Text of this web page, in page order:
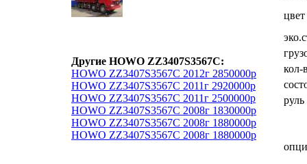
Другие HOWO ZZ3407S3567C:
HOWO ZZ3407S3567C 2012г 2850000р
HOWO ZZ3407S3567C 2011г 2920000р
HOWO ZZ3407S3567C 2011г 2500000р
HOWO ZZ3407S3567C 2008г 1830000р
HOWO ZZ3407S3567C 2008г 1880000р
HOWO ZZ3407S3567C 2008г 1880000р
цвет
кол-
руль